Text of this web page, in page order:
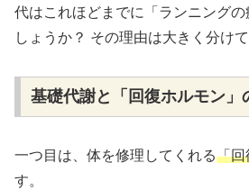
代はこれほどまでに「ランニング
しょうか？ その理由は大きく分けて
基礎代謝と「回復ホルモン」
一つ目は、体を修理してくれる「回
す。